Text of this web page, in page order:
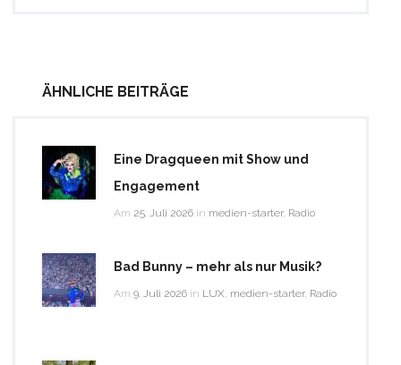
ÄHNLICHE BEITRÄGE
Eine Dragqueen mit Show und
Engagement
Am 25. Juli 2026 in medien-starter, Radio
Bad Bunny – mehr als nur Musik?
Am 9. Juli 2026 in LUX, medien-starter, Radio